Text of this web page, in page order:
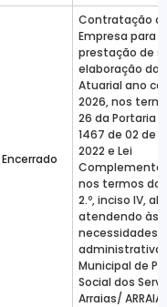
Encerrado
Contratação
Empresa para a
prestação de
elaboração da
Atuarial ano
2026, nos
26 da Portaria
1467 de 02 de
2022 e Lei
Complementar
nos termos do
2.º, inciso IV,
atendendo às
necessidades
administrativa
Municipal de
Social dos
Arraias/